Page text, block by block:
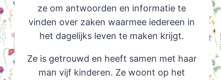
ze om antwoorden en informatie te
vinden over zaken waarmee iedereen in
het dagelijks leven te maken krijgt.
Ze is getrouwd en heeft samen met haar
man vijf kinderen. Ze woont op het